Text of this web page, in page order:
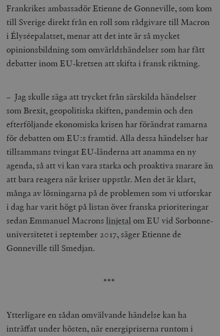
Frankrikes ambassadör Etienne de Gonneville, som kom
till Sverige direkt från en roll som rådgivare till Macron
i Élyséepalatset, menar att det inte är så mycket
opinionsbildning som omvärldshändelser som har fått
debatter inom EU-kretsen att skifta i fransk riktning.
– Jag skulle säga att trycket från särskilda händelser
som Brexit, geopolitiska skiften, pandemin och den
efterföljande ekonomiska krisen har förändrat ramarna
för debatten om EU:s framtid. Alla dessa händelser har
tillsammans tvingat EU-länderna att anamma en ny
agenda, så att vi kan vara starka och proaktiva snarare än
att bara reagera när kriser uppstår. Men det är klart,
många av lösningarna på de problemen som vi utforskar
i dag har varit högt på listan över franska prioriteringar
sedan Emmanuel Macronslinjetalom EU vid Sorbonne-
universitetet i september 2017, säger Etienne de
Gonneville till Smedjan.
***
Ytterligare en sådan omvälvande händelse kan ha
inträffat under hösten, när energipriserna runtom i